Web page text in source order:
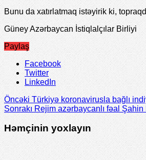
Bunu da xatırlatmaq istəyirik ki,
Güney Azərbaycan İstiqlalçılar Birliyi
Paylaş
Facebook
Twitter
LinkedIn
Öncəki Türkiyә koronavirusla bağlı
Sonrakı Rejim azərbaycanlı fəal
Həmçinin yoxlayın